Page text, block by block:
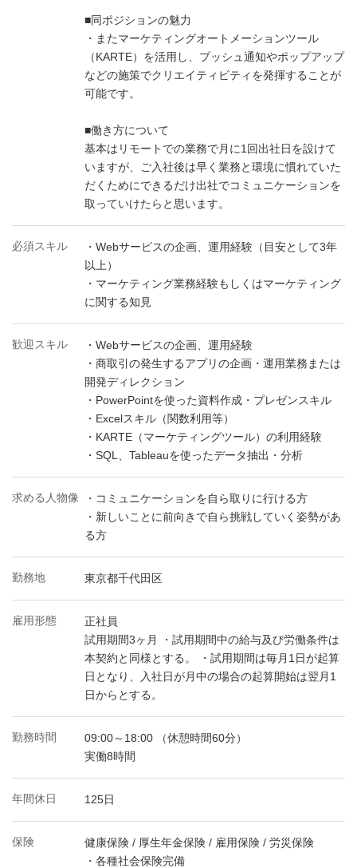
■同ポジションの魅力
・またマーケティングオートメーションツール
（KARTE）を活用し、プッシュ通知やポップアップ
などの施策でクリエイティビティを発揮することが
可能です。
■働き方について
基本はリモートでの業務で月に1回出社日を設けて
いますが、ご入社後は早く業務と環境に慣れていた
だくためにできるだけ出社でコミュニケーションを
取っていけたらと思います。
必須スキル
・Webサービスの企画、運用経験（目安として3年
以上）
・マーケティング業務経験もしくはマーケティング
に関する知見
歓迎スキル
・Webサービスの企画、運用経験
・商取引の発生するアプリの企画・運用業務または
開発ディレクション
・PowerPointを使った資料作成・プレゼンスキル
・Excelスキル（関数利用等）
・KARTE（マーケティングツール）の利用経験
・SQL、Tableauを使ったデータ抽出・分析
求める人物像
・コミュニケーションを自ら取りに行ける方
・新しいことに前向きで自ら挑戦していく姿勢があ
る方
勤務地 東京都千代田区
雇用形態
正社員
試用期間3ヶ月 ・試用期間中の給与及び労働条件は
本契約と同様とする。 ・試用期間は毎月1日が起算
日となり、入社日が月中の場合の起算開始は翌月1
日からとする。
勤務時間
09:00～18:00 （休憩時間60分）
実働8時間
年間休日 125日
保険
健康保険 / 厚生年金保険 / 雇用保険 / 労災保険
・各種社会保険完備